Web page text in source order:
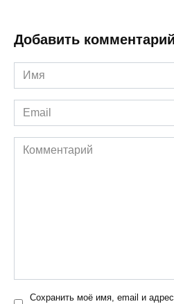
Добавить комментарий
Имя
*
Email
*
Комментарий
Сохранить моё имя, email и